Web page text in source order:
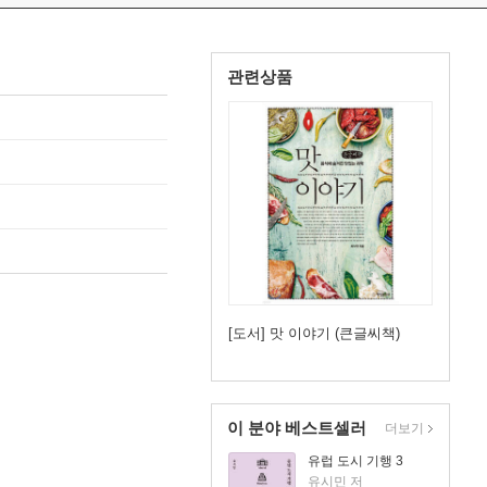
관련상품
[도서] 맛 이야기 (큰글씨책)
이 분야 베스트셀러
유럽 도시 기행 3
유시민 저
더보기